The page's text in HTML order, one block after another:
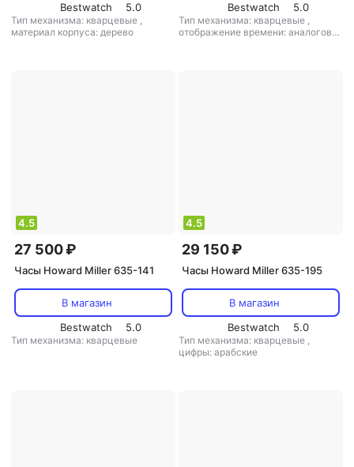
Bestwatch
5.0
Тип механизма: кварцевые ,
материал корпуса: дерево
Bestwatch
5.0
Тип механизма: кварцевые ,
отображение времени: аналоговое
4.5
27 500 ₽
Часы Howard Miller 635-141
В магазин
Bestwatch
5.0
Тип механизма: кварцевые
4.5
29 150 ₽
Часы Howard Miller 635-195
В магазин
Bestwatch
5.0
Тип механизма: кварцевые ,
цифры: арабские